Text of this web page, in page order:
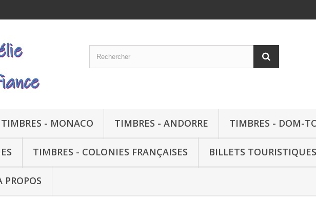
TIMBRES - MONACO TIMBRES - ANDORRE TIMBRES - DOM-
TIMBRES - COLONIES FRANÇAISES BILLETS TOURISTIQUES
PROPOS